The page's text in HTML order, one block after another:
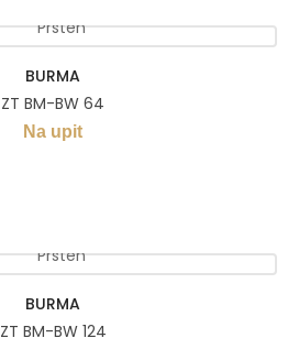
BURMA
ZT BM-BW 64
Na upit
BURMA
ZT BM-BW 124